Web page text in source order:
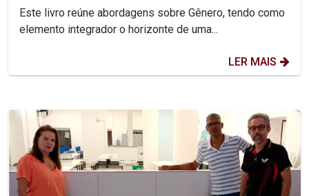
Este livro reúne abordagens sobre Gênero, tendo como
elemento integrador o horizonte de uma...
LER MAIS